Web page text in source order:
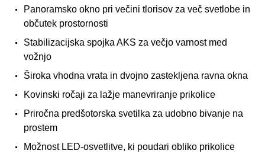
Panoramsko okno pri večini tlorisov za več svetlobe in
občutek prostornosti
Stabilizacijska spojka AKS za večjo varnost med
vožnjo
Široka vhodna vrata in dvojno zastekljena ravna okna
Kovinski ročaji za lažje manevriranje prikolice
Priročna predšotorska svetilka za udobno bivanje na
prostem
Možnost LED-osvetlitve, ki poudari obliko prikolice